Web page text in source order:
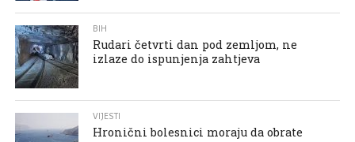
BIH
Rudari četvrti dan pod zemljom, ne
izlaze do ispunjenja zahtjeva
VIJESTI
Hronični bolesnici moraju da obrate